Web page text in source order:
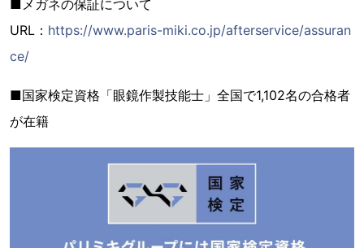
■メガネの保証について
URL： https://www.paris-miki.co.jp/afterservice/assuran
ce/
■国家検定資格「眼鏡作製技能士」全国で1,102名の合格者
が在籍